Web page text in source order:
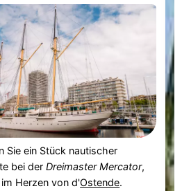
Sie ein Stück nautischer
bei derDreimaster Mercator,
Herzen von d'Ostende.